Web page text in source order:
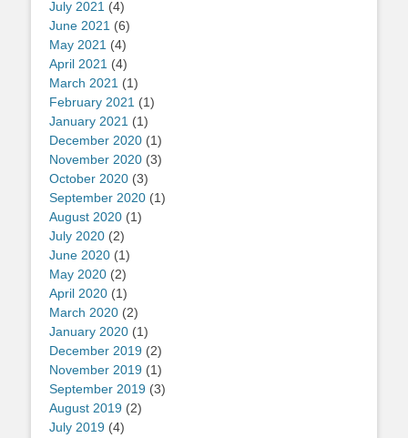
July 2021 (4)
June 2021 (6)
May 2021 (4)
April 2021 (4)
March 2021 (1)
February 2021 (1)
January 2021 (1)
December 2020 (1)
November 2020 (3)
October 2020 (3)
September 2020 (1)
August 2020 (1)
July 2020 (2)
June 2020 (1)
May 2020 (2)
April 2020 (1)
March 2020 (2)
January 2020 (1)
December 2019 (2)
November 2019 (1)
September 2019 (3)
August 2019 (2)
July 2019 (4)